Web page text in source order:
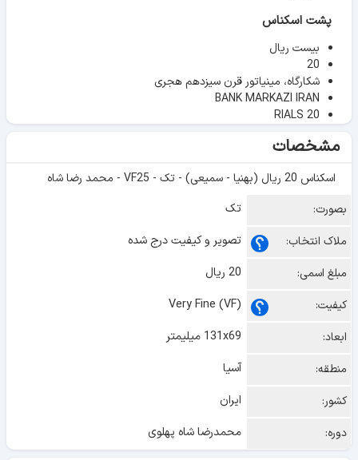
پشت اسکناس
بیست ریال
20
شکارگاه، مینیاتور قرن سیزدهم هجری
BANK MARKAZI IRAN
RIALS 20
مشخصات
اسکناس 20 ریال (بهنیا - سمیعی) - تک - VF25 - محمد رضا شاه
بصورت:
تک
ملاک انتخاب:
تصویر و کیفیت درج شده
مبلغ اسمی:
20 ریال
کیفیت:
Very Fine (VF)
ابعاد:
131x69 میلیمتر
منطقه:
آسیا
کشور:
ایران
دوره:
محمدرضا شاه پهلوی